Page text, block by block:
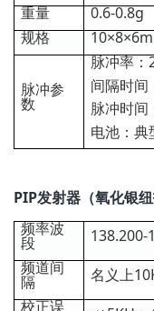
重量
0.6-0.8g
规格
脉冲参
数
脉冲率：
间隔时间
脉冲时间
电池：典
PIP发射器（氧化银纽
频率波
段
138.200-
频道间
隔
名义上
校正误